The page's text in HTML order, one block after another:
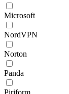
Microsoft
NordVPN
Norton
Panda
Piriform